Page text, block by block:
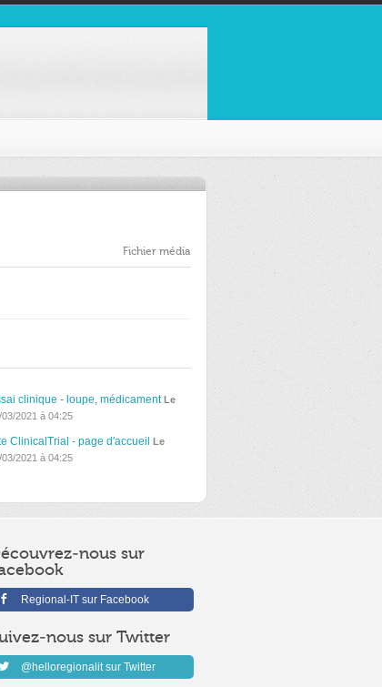
Fichier média
clinique - loupe, médicament Le
03/2021 à 04:25
ClinicalTrial - page d'accueil Le
03/2021 à 04:25
nous sur
Regional-IT sur Facebook
nous sur Twitter
@helloregionalit sur Twitter